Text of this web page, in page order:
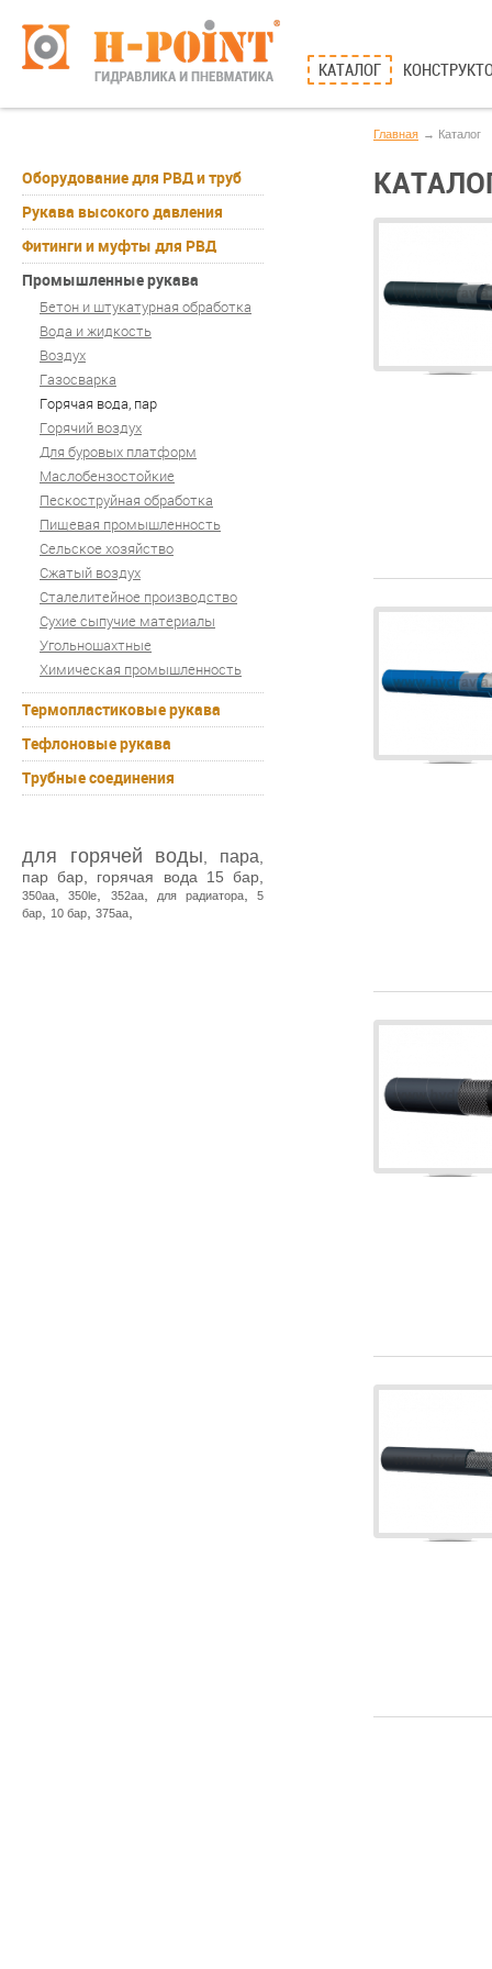
КАТАЛОГ
Оборудование для РВД и труб
Рукава высокого давления
Фитинги и муфты для РВД
Промышленные рукава
Бетон и штукатурная обработка
Вода и жидкость
Воздух
Газосварка
Горячая вода, пар
Горячий воздух
Для буровых платформ
Маслобензостойкие
Пескоструйная обработка
Пищевая промышленность
Сельское хозяйство
Сжатый воздух
Сталелитейное производство
Сухие сыпучие материалы
Угольношахтные
Химическая промышленность
Термопластиковые рукава
Тефлоновые рукава
Трубные соединения
для горячей воды пара
пар бар
горячая вода 15 бар
350aa ,350le 352aa, для радиатора,5
бар
10 бар 375aa
Главная Каталог